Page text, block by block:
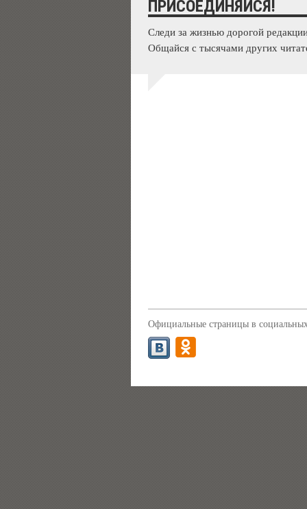
ПРИСОЕДИНЯЙСЯ!
Следи за жизнью дорогой
Общайся с тысячами других
Официальные страницы в социальных